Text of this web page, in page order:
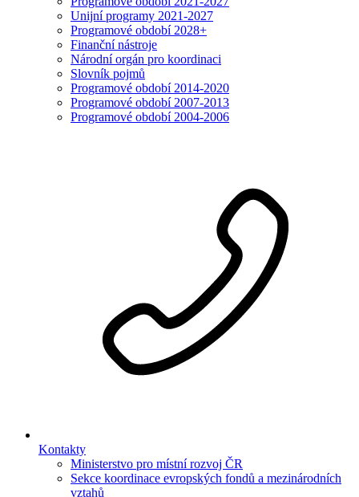
Unijní programy 2021-2027
Programové období 2028+
Finanční nástroje
Národní orgán pro koordinaci
Slovník pojmů
Programové období 2014-2020
Programové období 2007-2013
Programové období 2004-2006
Kontakty
Ministerstvo pro místní rozvoj ČR
Sekce koordinace evropských fondů a mezinárodních
vztahů